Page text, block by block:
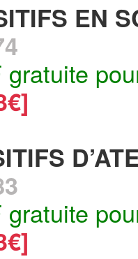
EN
gratuite
gratuite